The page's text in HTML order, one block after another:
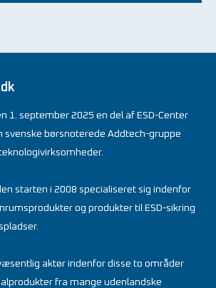
1. september 2025 en del af ESD-Center
svenske børsnoterede Addtech-gruppe
starten i 2008 specialiseret sig indenfor
og produkter til ESD-sikring
aktør indenfor disse to områder
fra mange udenlandske